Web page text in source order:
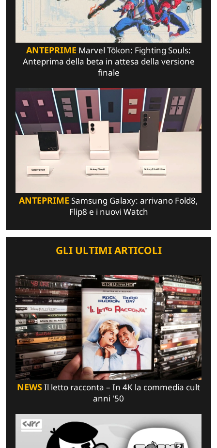
ANTEPRIME Marvel Tōkon: Fighting Souls:
Anteprima della beta in attesa della versione
finale
ANTEPRIME Samsung Galaxy: arrivano Fold8,
Flip8 e i nuovi Watch
GLI ULTIMI ARTICOLI
NEWSIl letto racconta – In 4K la commedia cult
anni '50